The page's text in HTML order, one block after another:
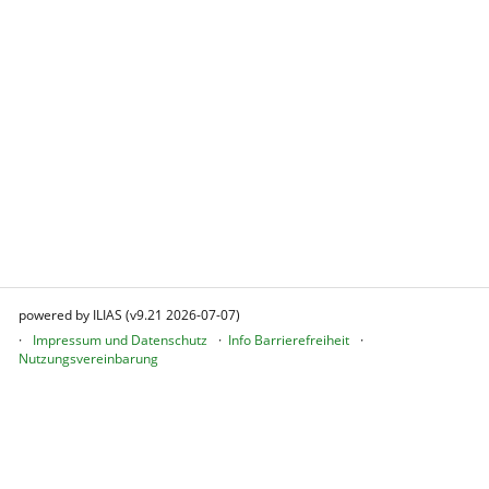
powered by ILIAS (v9.21 2026-07-07)
Impressum und Datenschutz
Info Barrierefreiheit
Nutzungsvereinbarung